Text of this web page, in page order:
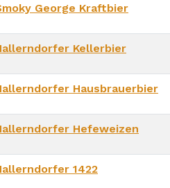
George Kraftbier
Kellerbier
Hausbrauerbier
Hefeweizen
1422